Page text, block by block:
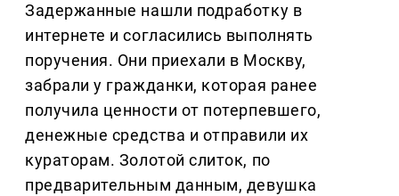
Задержанные нашли подработку в
интернете и согласились выполнять
поручения. Они приехали в Москву,
забрали у гражданки, которая ранее
получила ценности от потерпевшего,
денежные средства и отправили их
кураторам. Золотой слиток, по
предварительным данным, девушка